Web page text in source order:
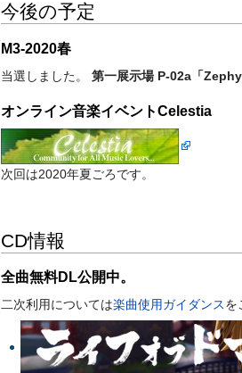
今後の予定
M3-2020春
当選しました。 第一展示場 P-02a「
オンライン音楽イベントCelestia
次回は2020年夏ごろです。
CD情報
全曲無料DL公開中。
二次利用については楽曲使用ガイダンスを